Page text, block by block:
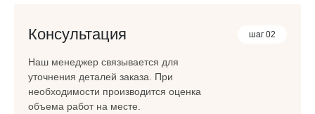
шаг 02
Консультация
Наш менеджер связывается для
уточнения деталей заказа. При
необходимости производится оценка
объема работ на месте.